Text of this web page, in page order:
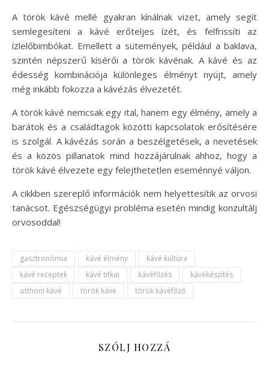
A török kávé mellé gyakran kínálnak vizet, amely segít
semlegesíteni a kávé erőteljes ízét, és felfrissíti az
ízlelőbimbókat. Emellett a sütemények, például a baklava,
szintén népszerű kísérői a török kávénak. A kávé és az
édesség kombinációja különleges élményt nyújt, amely
még inkább fokozza a kávézás élvezetét.
A török kávé nemcsak egy ital, hanem egy élmény, amely a
barátok és a családtagok közötti kapcsolatok erősítésére
is szolgál. A kávézás során a beszélgetések, a nevetések
és a közös pillanatok mind hozzájárulnak ahhoz, hogy a
török kávé élvezete egy felejthetetlen eseménnyé váljon.
A cikkben szereplő információk nem helyettesítik az orvosi
tanácsot. Egészségügyi probléma esetén mindig konzultálj
orvosoddal!
gasztronómia kávé élmény
kávé kultúra
kávé receptek
kávé titkai kávéfőzés
kávékészítés
otthoni kávé
török kávé török kávéfőző
SZÓLJ HOZZÁ